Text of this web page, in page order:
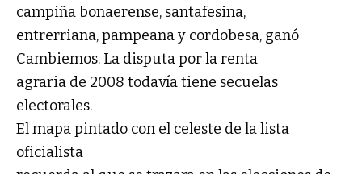
campiña bonaerense, santafesina,
entrerriana, pampeana y cordobesa, ganó
Cambiemos. La disputa por la renta
agraria de 2008 todavía tiene secuelas
electorales.
El mapa pintado con el celeste de la lista
oficialista